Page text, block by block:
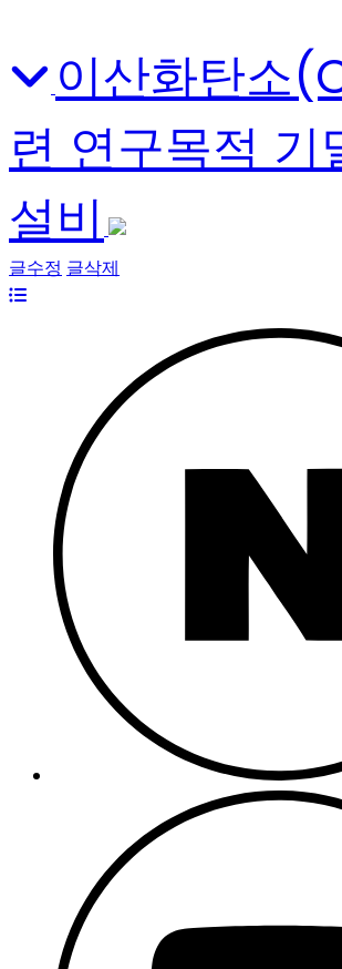
이산화탄소
련 연구목적 기
설비
글수정 글삭제